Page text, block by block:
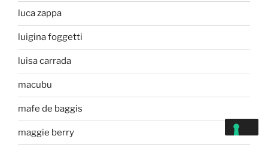
luca zappa
luigina foggetti
luisa carrada
macubu
mafe de baggis
maggie berry